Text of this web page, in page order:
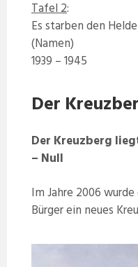
Tafel 2:
Es starben den
(Namen)
1939 – 1945
Der
Der Kreuzberg
– Null
Im Jahre 2006
Bürger ein neues